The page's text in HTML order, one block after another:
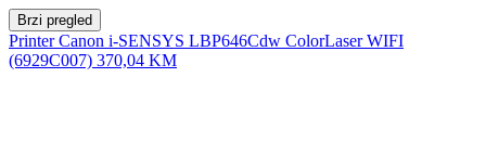
Brzi pregled
Printer Canon i-SENSYS LBP646Cdw ColorLaser WIFI
(6929C007) 370,04 KM